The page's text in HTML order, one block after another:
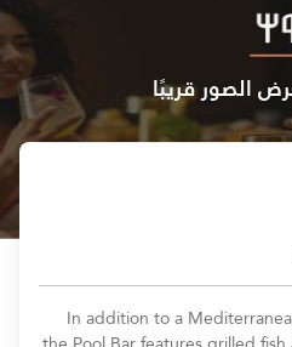
الصور قريبًا
In addition to a